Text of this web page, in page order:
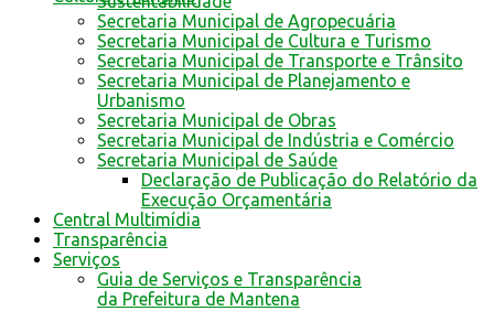
Secretaria Municipal de Agropecuária
Secretaria Municipal de Cultura e Turismo
Secretaria Municipal de Transporte e Trânsito
Secretaria Municipal de Planejamento e
Urbanismo
Secretaria Municipal de Obras
Secretaria Municipal de Indústria e Comércio
Secretaria Municipal de Saúde
Declaração de Publicação do Relatório da
Execução Orçamentária
Central Multimídia
Transparência
Serviços
Guia de Serviços e Transparência
da Prefeitura de Mantena